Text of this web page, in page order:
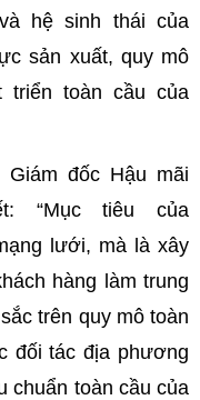
hệ sinh thái của
sản xuất, quy mô
triển toàn cầu của
đốc Hậu mãi
“Mục tiêu của
lưới, mà là xây
hàng làm trung
trên quy mô toàn
đối tác địa phương
chuẩn toàn cầu của